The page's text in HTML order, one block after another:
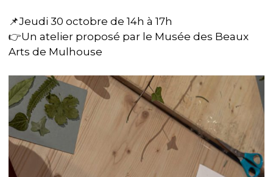
📌Jeudi 30 octobre de 14h à 17h
👉Un atelier proposé par le Musée des Beaux
Arts de Mulhouse